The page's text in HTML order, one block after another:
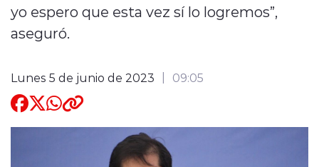
yo espero que esta vez sí lo logremos”,
aseguró.
Lunes 5 de junio de 2023 09:05